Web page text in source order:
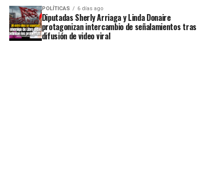
POLÍTICAS 6 días ago
Diputadas Sherly Arriaga y Linda Donaire
protagonizan intercambio de señalamientos tras
difusión de video viral